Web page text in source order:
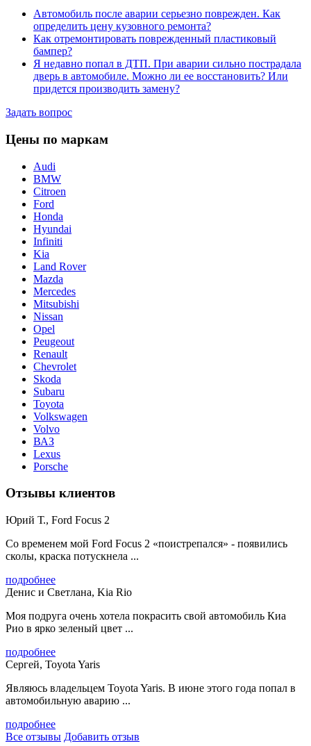
Автомобиль после аварии серьезно поврежден. Как
определить цену кузовного ремонта?
Как отремонтировать поврежденный пластиковый
бампер?
Я недавно попал в ДТП. При аварии сильно пострадала
дверь в автомобиле. Можно ли ее восстановить? Или
придется производить замену?
Задать вопрос
Цены по маркам
Audi
BMW
Citroen
Ford
Honda
Hyundai
Infiniti
Kia
Land Rover
Mazda
Mercedes
Mitsubishi
Nissan
Opel
Peugeout
Renault
Chevrolet
Skoda
Subaru
Toyota
Volkswagen
Volvo
ВАЗ
Lexus
Porsche
Отзывы клиентов
Юрий Т., Ford Focus 2
Со временем мой Ford Focus 2 «поистрепался» - появились
сколы, краска потускнела ...
подробнее
Денис и Светлана, Kia Rio
Моя подруга очень хотела покрасить свой автомобиль Киа
Рио в ярко зеленый цвет ...
подробнее
Сергей, Toyota Yaris
Являюсь владельцем Toyota Yaris. В июне этого года попал в
автомобильную аварию ...
подробнее
Все отзывы Добавить отзыв